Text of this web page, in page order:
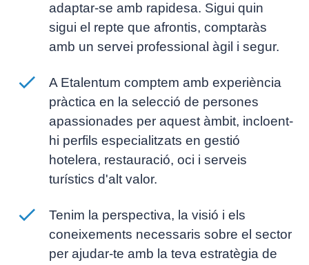
adaptar-se amb rapidesa. Sigui quin
sigui el repte que afrontis, comptaràs
amb un servei professional àgil i segur.
A Etalentum comptem amb experiència
pràctica en la selecció de persones
apassionades per aquest àmbit, incloent-
hi perfils especialitzats en gestió
hotelera, restauració, oci i serveis
turístics d'alt valor.
Tenim la perspectiva, la visió i els
coneixements necessaris sobre el sector
per ajudar-te amb la teva estratègia de